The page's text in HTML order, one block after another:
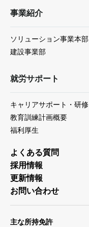
事業紹介
ソリューション事業本部
建設事業部
就労サポート
キャリアサポート・研修
教育訓練計画概要
福利厚生
よくある質問
採用情報
更新情報
お問い合わせ
主な所持免許